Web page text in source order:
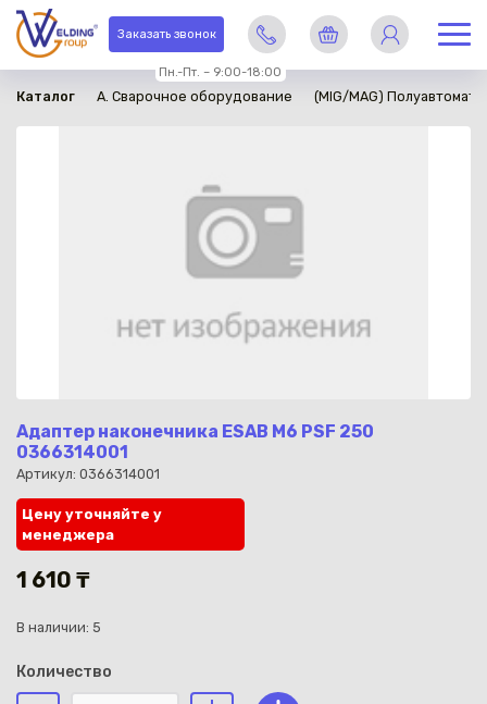
Заказать звонок
Пн.-Пт. – 9:00-18:00
Каталог A. Сварочное оборудование (MIG/MAG)
Адаптер наконечника ESAB M6 PSF 250
0366314001
Артикул: 0366314001
в наличии
Цену уточняйте у
менеджера
1 610 ₸
В наличии: 5
Количество